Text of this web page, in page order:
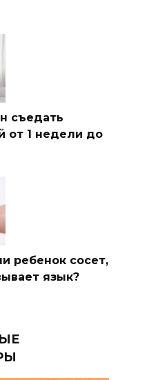
съедать
от 1 недели до
ребенок сосет,
язык?